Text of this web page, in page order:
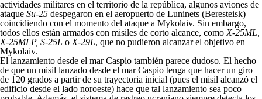
actividades militares en el territorio de la república, algunos aviones de
ataque Su-25 despegaron en el aeropuerto de Luninets (Beresteisk)
coincidiendo con el momento del ataque a Mykolaiv. Sin embargo,
todos ellos están armados con misiles de corto alcance, como X-25ML,
X-25MLP, S-25L o X-29L, que no pudieron alcanzar el objetivo en
Mykolaiv.
El lanzamiento desde el mar Caspio también parece dudoso. El hecho
de que un misil lanzado desde el mar Caspio tenga que hacer un giro
de 120 grados a partir de su trayectoria inicial (pues el misil alcanzó el
edificio desde el lado noroeste) hace que tal lanzamiento sea poco